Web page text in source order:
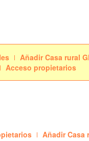
Añadir Casa rural
Acceso propietarios
Añadir Casa